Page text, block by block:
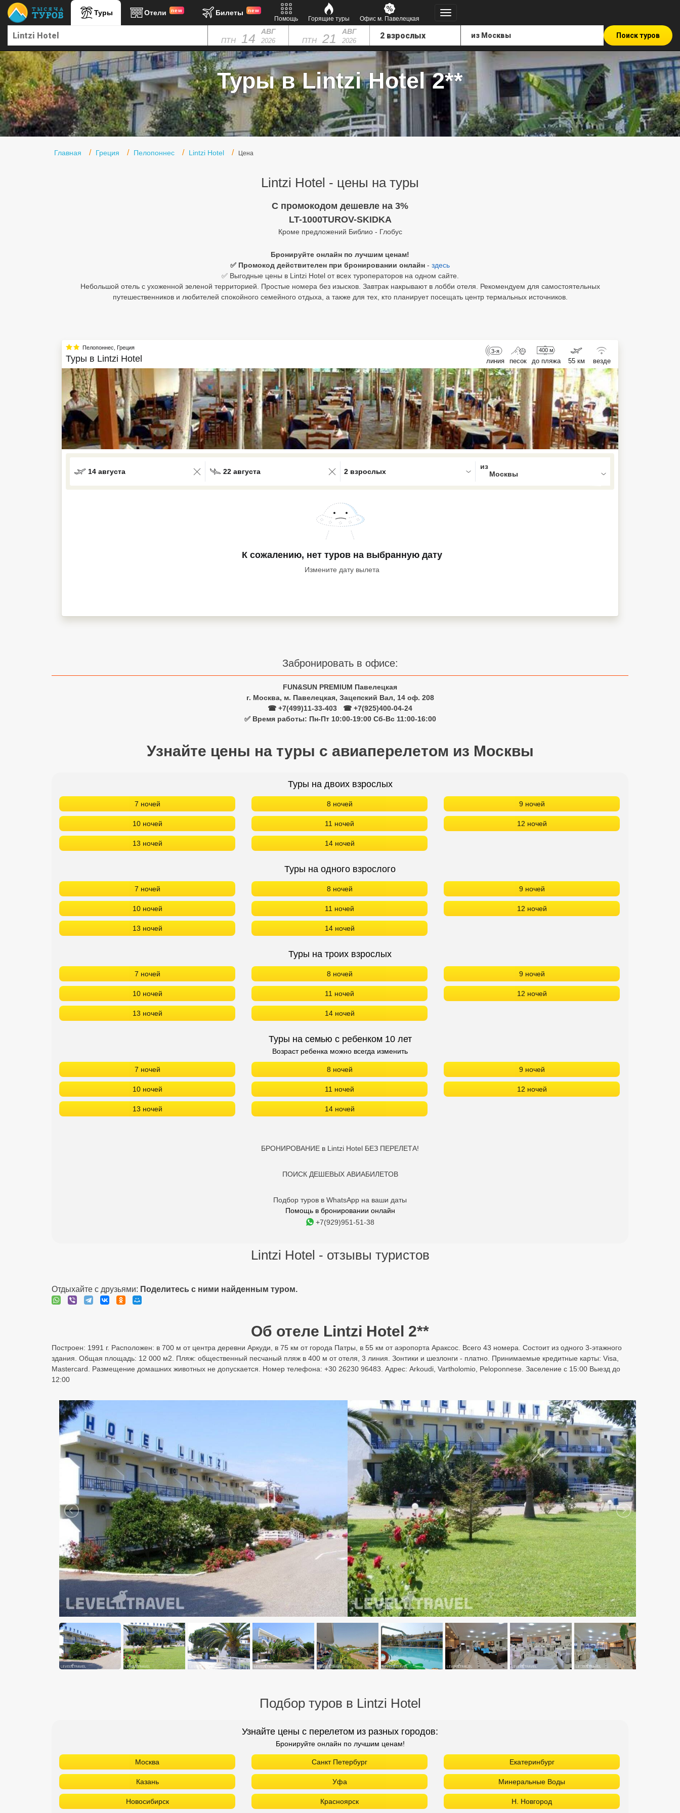
Туры Отели new Билеты new
Помощь Горящие туры Офис м. Павелецкая
ПТН 14 АВГ
2026 ПТН 21 АВГ
2026
Поиск туров
Туры в Lintzi Hotel 2**
Главная Греция Пелопоннес Lintzi Hotel Цена
Lintzi Hotel - цены на туры
C промокодом дешевле на 3%
LT-1000TUROV-SKIDKA
Кроме предложений Библио - Глобус
Бронируйте онлайн по лучшим ценам!
✅ Промокод действителен при бронировании онлайн - здесь
✅ Выгодные цены в Lintzi Hotel от всех туроператоров на одном сайте.
Небольшой отель с ухоженной зеленой территорией. Простые номера без изысков. Завтрак накрывают в лобби отеля. Рекомендуем для самостоятельных
путешественников и любителей спокойного семейного отдыха, а также для тех, кто планирует посещать центр термальных источников.
Пелопоннес Греция
Туры в Lintzi Hotel
3-я
линия песок
400 м
до пляжа 55 км везде
14 августа 22 августа
0 results available. Select is focused , press Down to open the menu,
2 взрослых
К сожалению, нет туров на выбранную дату
Измените дату вылета
Забронировать в офисе:
FUN&SUN PREMIUM Павелецкая
г. Москва, м. Павелецкая, Зацепский Вал, 14 оф. 208
☎ +7(499)11-33-403
☎ +7(925)400-04-24
✅ Время работы: Пн-Пт 10:00-19:00 Сб-Вс 11:00-16:00
Узнайте цены на туры с авиаперелетом из Москвы
Туры на двоих взрослых
7 ночей 8 ночей 9 ночей
10 ночей 11 ночей 12 ночей
13 ночей 14 ночей
Туры на одного взрослого
7 ночей 8 ночей 9 ночей
10 ночей 11 ночей 12 ночей
13 ночей 14 ночей
Туры на троих взрослых
7 ночей 8 ночей 9 ночей
10 ночей 11 ночей 12 ночей
13 ночей 14 ночей
Туры на семью с ребенком 10 лет
Возраст ребенка можно всегда изменить
7 ночей 8 ночей 9 ночей
10 ночей 11 ночей 12 ночей
13 ночей 14 ночей
БРОНИРОВАНИЕ в Lintzi Hotel БЕЗ ПЕРЕЛЕТА!
ПОИСК ДЕШЕВЫХ АВИАБИЛЕТОВ
Подбор туров в WhatsApp на ваши даты
Помощь в бронировании онлайн
+7(929)951-51-38
Lintzi Hotel - отзывы туристов
Отдыхайте с друзьями: Поделитесь с ними найденным туром.
Об отеле Lintzi Hotel 2**
Построен: 1991 г. Расположен: в 700 м от центра деревни Аркуди, в 75 км от города Патры, в 55 км от аэропорта Араксос. Всего 43 номера. Состоит из одного 3-этажного
здания. Общая площадь: 12 000 м2. Пляж: общественный песчаный пляж в 400 м от отеля, 3 линия. Зонтики и шезлонги - платно. Принимаемые кредитные карты: Visa,
Mastercard. Размещение домашних животных не допускается. Номер телефона: +30 26230 96483. Адрес: Arkoudi, Vartholomio, Peloponnese. Заселение с 15:00 Выезд до
12:00
Подбор туров в Lintzi Hotel
Узнайте цены с перелетом из разных городов:
Бронируйте онлайн по лучшим ценам!
Москва Санкт Петербург Екатеринбург
Казань Уфа Минеральные Воды
Новосибирск Красноярск Н. Новгород
Главная
Туры в Турцию
Туры в Египет
Туры в ОАЭ
Офис г. Москва
Северный Гоа
Большой Сочи
Сетевые отели Вьетнама
Сетевые отели Сейшел
Сетевые отели Маврикия